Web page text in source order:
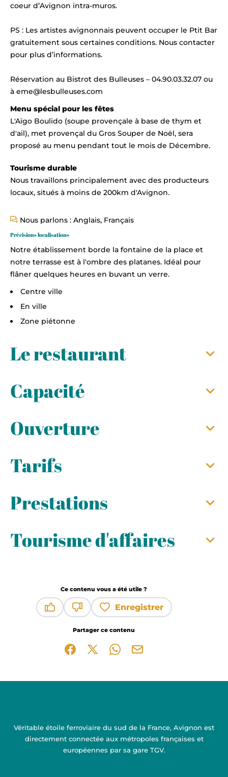
coeur d’Avignon intra-muros.
PS : Les artistes avignonnais peuvent occuper le Ptit Bar
gratuitement sous certaines conditions. Nous contacter
pour plus d’informations.
Réservation au Bistrot des Bulleuses – 04.90.03.32.07 ou
à eme@lesbulleuses.com
Menu spécial pour les fêtes
L'Aïgo Boulido (soupe provençale à base de thym et
d'ail), met provençal du Gros Souper de Noël, sera
proposé au menu pendant tout le mois de Décembre.
Tourisme durable
Nous travaillons principalement avec des producteurs
locaux, situés à moins de 200km d'Avignon.
Nous parlons : Anglais, Français
Précisions localisations
Notre établissement borde la fontaine de la place et
notre terrasse est à l'ombre des platanes. Idéal pour
flâner quelques heures en buvant un verre.
Centre ville
En ville
Zone piétonne
Le restaurant
Capacité
Ouverture
Tarifs
Prestations
Tourisme d'affaires
Ce contenu vous a été utile ?
Enregistrer
Partager ce contenu
Partager sur Facebook (nouvelle fenêtre)
Partager sur X / Twitter (nouvelle
Partager sur WhatsApp
Partager par mail
Véritable étoile ferroviaire du sud de la France, Avignon est
directement connectée aux métropoles françaises et
européennes par sa gare TGV.